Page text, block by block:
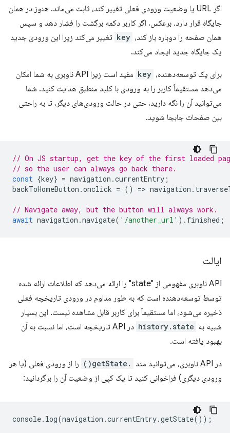
اگر URL یا وضعیت ورودی فعلی تغییر کند، ثابت می‌ماند. هنوز در همان
جایگاه قرار دارد. برعکس، اگر کاربر دکمه برگشت را فشار دهد و سپس
همان صفحه را دوباره باز کند، key تغییر می‌کند زیرا این ورودی جدید
یک جایگاه جدید ایجاد می‌کند.
برای یک توسعه‌دهنده، key
مفید است زیرا API ناوبری به شما امکان
می‌دهد مستقیماً کاربر را به ورودی با کلید منطبق هدایت کنید. شما
می‌توانید آن را نگه دارید، حتی در حالت ورودی‌های دیگر، تا به راحتی
بین صفحات جابجا شوید.
// On JS startup, get the key of the first loaded
// so the user can always go back there.
const {key} = navigation .currentEntry ;
backToHomeButton .onclick = () => navigation .
// Navigate away, but the button will always work.
await navigation .navigate( '/another_url' ). finished ;
ایالت
API ناوبری مفهومی از "state" را ارائه می‌دهد که اطلاعات ارائه شده
توسط توسعه‌دهنده است که به طور مداوم در ورودی تاریخچه فعلی
ذخیره می‌شود، اما مستقیماً برای کاربر قابل مشاهده نیست. این بسیار
شبیه به history.state
در API تاریخچه است، اما نسبت به آن
بهبود یافته است.
در API ناوبری، می‌توانید متد .getState()
را از ورودی فعلی (یا هر
ورودی دیگری) فراخوانی کنید تا یک کپی از وضعیت آن را برگردانید:
console. log(navigation .currentEntry.getState());